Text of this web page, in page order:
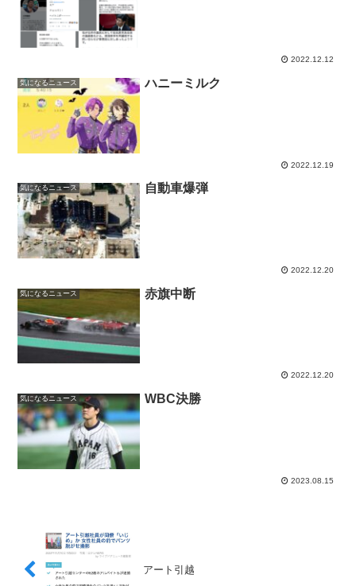
2022.12.12
気になるニュース ハニーミルク
2022.12.19
気になるニュース 自動車爆弾
2022.12.20
気になるニュース 赤旗中断
2022.12.20
気になるニュース WBC決勝
2023.08.15
アート引越